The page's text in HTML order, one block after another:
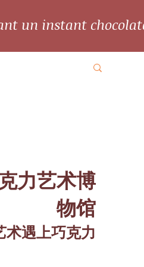
un instant
力艺术博
物馆
术遇上巧克力